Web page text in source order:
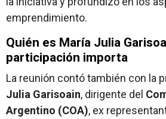
emprendimiento.
Quién es María Julia
participación importa
La reunión contó también con la
Julia Garisoain, dirigente del
Argentino (COA), ex